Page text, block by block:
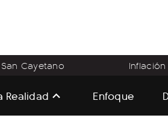
Cayetano
Realidad Enfoque